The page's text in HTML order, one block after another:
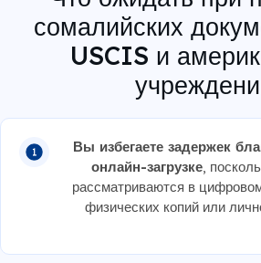
сомалийских
USCIS и
Вы избегаете задержек
онлайн-загрузке,
рассматриваются в
физических копий или